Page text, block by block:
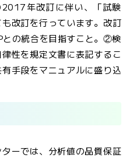
年改訂に伴い、「試験
改訂を行っています。改訂
の統合を目指すこと。②検
性を規定文書に表記するこ
手段をマニュアルに盛り込
ーでは、分析値の品質保証